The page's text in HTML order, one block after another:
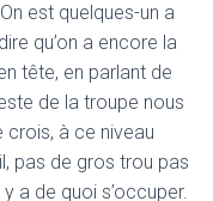
est quelques-un a
qu’on a encore la
tête, en parlant de
de la troupe nous
crois, à ce niveau
pas de gros trou pas
a de quoi s’occuper.